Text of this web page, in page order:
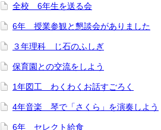
全校 6年生を送る会
6年 授業参観と懇談会がありました
３年理科 じ石のふしぎ
保育園との交流をしよう
1年図工 わくわくお話すごろく
4年音楽 琴で「さくら」を演奏しよう
6年 セレクト給食